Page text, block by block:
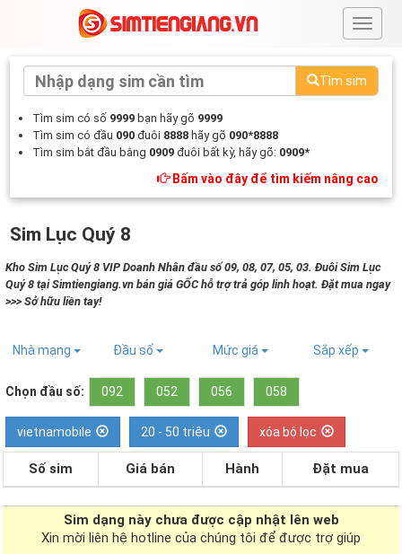
#
Tìm sim
Tìm sim có số 9999 bạn hãy gõ 9999
Tìm sim có đầu 090 đuôi 8888 hãy gõ 090*8888
Tìm sim bắt đầu bằng 0909 đuôi bất kỳ, hãy gõ: 0909*
Bấm vào đây để tìm kiếm nâng cao
Sim Lục Quý 8
Kho Sim Lục Quý 8 VIP Doanh Nhân đầu số 09, 08, 07, 05, 03. Đuôi Sim Lục
Quý 8 tại Simtiengiang.vn bán giá GỐC hỗ trợ trả góp linh hoạt. Đặt mua ngay
>>> Sở hữu liền tay!
Nhà mạng Đầu số Mức giá Sắp xếp
Chọn đầu số: 092 052 056 058
vietnamobile 20 - 50 triệu xóa bộ lọc
Số sim Giá bán Hành Đặt mua
Sim dạng này chưa được cập nhật lên web
Xin mời liên hệ hotline của chúng tôi để được trợ giúp